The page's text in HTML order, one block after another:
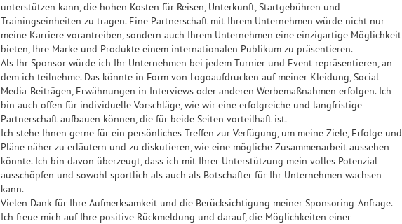
unterstützen kann, die hohen Kosten für Reisen, Unterkunft, Startgebühren und
Trainingseinheiten zu tragen. Eine Partnerschaft mit Ihrem Unternehmen würde nicht nur
meine Karriere vorantreiben, sondern auch Ihrem Unternehmen eine einzigartige Möglichkeit
bieten, Ihre Marke und Produkte einem internationalen Publikum zu präsentieren.
Als Ihr Sponsor würde ich Ihr Unternehmen bei jedem Turnier und Event repräsentieren, an
dem ich teilnehme. Das könnte in Form von Logoaufdrucken auf meiner Kleidung, Social-
Media-Beiträgen, Erwähnungen in Interviews oder anderen Werbemaßnahmen erfolgen. Ich
bin auch offen für individuelle Vorschläge, wie wir eine erfolgreiche und langfristige
Partnerschaft aufbauen können, die für beide Seiten vorteilhaft ist.
Ich stehe Ihnen gerne für ein persönliches Treffen zur Verfügung, um meine Ziele, Erfolge und
Pläne näher zu erläutern und zu diskutieren, wie eine mögliche Zusammenarbeit aussehen
könnte. Ich bin davon überzeugt, dass ich mit Ihrer Unterstützung mein volles Potenzial
ausschöpfen und sowohl sportlich als auch als Botschafter für Ihr Unternehmen wachsen
kann.
Vielen Dank für Ihre Aufmerksamkeit und die Berücksichtigung meiner Sponsoring-Anfrage.
Ich freue mich auf Ihre positive Rückmeldung und darauf, die Möglichkeiten einer